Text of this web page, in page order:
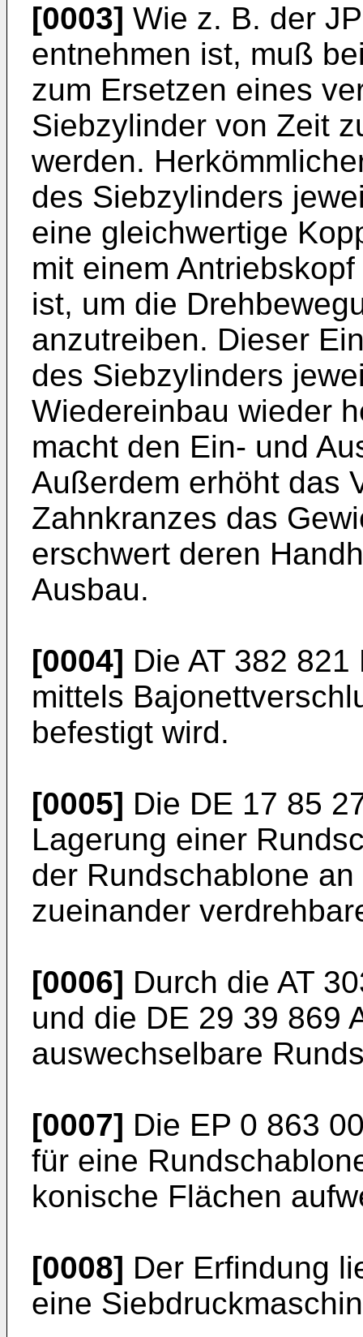
[0003] Wie z. B. der
entnehmen ist, muß
zum Ersetzen eines
Siebzylinder von Zeit
werden.
des Siebzylinders
eine gleichwertige
mit einem
ist, um die
anzutreiben. Dieser
des Siebzylinders
Wiedereinbau wieder
macht den Ein- und
Außerdem erhöht das
Zahnkranzes das
erschwert deren
Ausbau.
[0004] Die AT 382 821
mittels
befestigt wird.
[0005] Die DE 17 85
Lagerung einer
der Rundschablone
zueinander
[0006] Durch die AT
und die DE 29 39 869
auswechselbare
[0007] Die EP 0 863
für eine
konische Flächen
[0008] Der Erfindung
eine